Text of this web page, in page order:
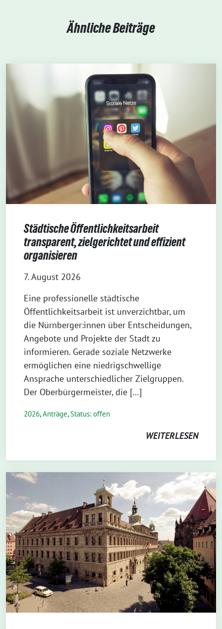
Ähnliche Beiträge
Städtische Öffentlichkeitsarbeit
transparent, zielgerichtet und effizient
organisieren
7. August 2026
Eine professionelle städtische
Öffentlichkeitsarbeit ist unverzichtbar, um
die Nürnberger:innen über Entscheidungen,
Angebote und Projekte der Stadt zu
informieren. Gerade soziale Netzwerke
ermöglichen eine niedrigschwellige
Ansprache unterschiedlicher Zielgruppen.
Der Oberbürgermeister, die […]
2026,Anträge,Status: offen
WEITERLESEN